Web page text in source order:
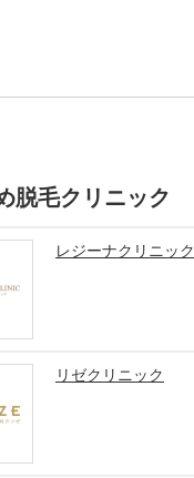
脱毛クリニック
レジーナクリニック
リゼクリニック